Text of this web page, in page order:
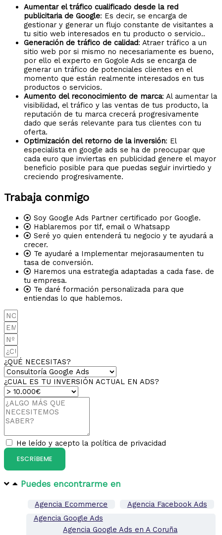
Aumentar el tráfico cualificado desde la red
publicitaria de Google: Es decir, se encarga de
gestionar y generar un flujo constante de visitantes a
tu sitio web interesados en tu producto o servicio..
Generación de tráfico de calidad: Atraer tráfico a un
sitio web por si mismo no necesariamente es bueno,
por ello el experto en Gogole Ads se encarga de
generar un tráfico de potenciales clientes en el
momento que están realmente interesados en tus
productos o servicios.
Aumento del reconocimiento de marca: Al aumentar la
visibilidad, el tráfico y las ventas de tus producto, la
reputación de tu marca crecerá progresivamente
dado que serás relevante para tus clientes con tu
oferta.
Optimización del retorno de la inversión: El
especialista en google ads se ha de preocupar que
cada euro que inviertas en publicidad genere el mayor
beneficio posible para que puedas seguir invirtiedo y
creciendo progresivamente.
Trabaja conmigo
Soy Google Ads Partner certificado por Google.
Hablaremos por tlf, email o Whatsapp
Seré yo quien entenderá tu negocio y te ayudará a
crecer.
Te ayudaré a Implementar mejorasaumenten tu
tasa de conversión.
Haremos una estrategia adaptadas a cada fase. de
tu empresa.
Te daré formación personalizada para que
entiendas lo que hablemos.
¿QUÉ NECESITAS?
¿CUAL ES TU INVERSIÓN ACTUAL EN ADS?
He leído y acepto la política de privacidad
ESCRíBEME
Puedes encontrarme en​
Agencia Ecommerce
Agencia Facebook Ads
Agencia Google Ads
Agencia Google Ads en A Coruña